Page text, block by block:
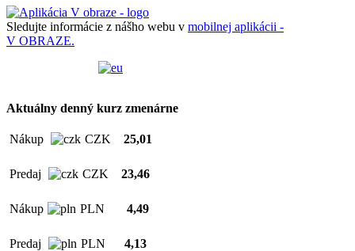
Sledujte informácie z nášho webu v mobilnej aplikácii -
V OBRAZE.
Aktuálny denný kurz zmenárne
Nákup CZK 25,01
Predaj CZK 23,46
Nákup PLN 4,49
Predaj PLN 4,13